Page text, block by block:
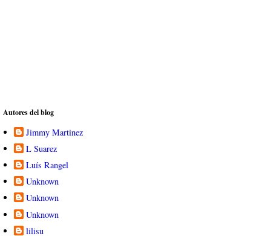
Autores del blog
Jimmy Martinez
L Suarez
Luís Rangel
Unknown
Unknown
Unknown
lilisu